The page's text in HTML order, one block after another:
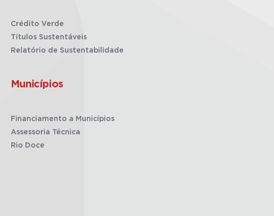
Crédito Verde
Títulos Sustentáveis
Relatório de Sustentabilidade
Municípios
Financiamento a Municípios
Assessoria Técnica
Rio Doce